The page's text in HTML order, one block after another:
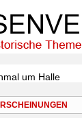
um Halle